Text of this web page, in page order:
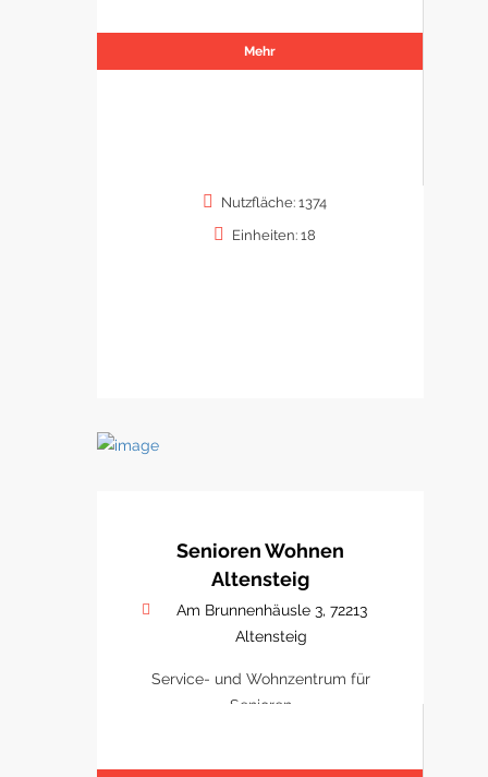
Mehr
Nutzfläche: 1374
Einheiten: 18
Senioren Wohnen
Altensteig
Am Brunnenhäusle 3, 72213
Altensteig
Service- und Wohnzentrum für
Senioren